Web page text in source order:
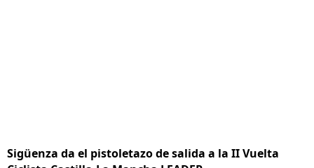
Sigüenza da el pistoletazo de salida a la II Vuelta